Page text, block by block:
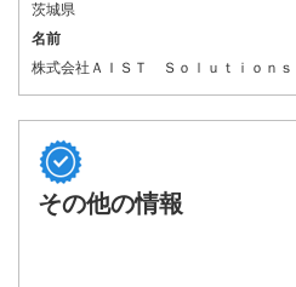
茨城県
名前
株式会社ＡＩＳＴ Ｓｏｌｕｔｉｏｎｓ
その他の情報